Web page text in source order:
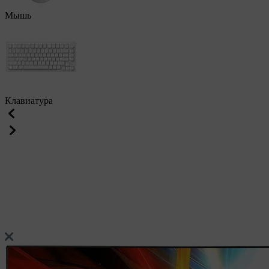
Мышь
Клавиатура